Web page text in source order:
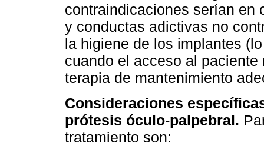
contraindicaciones serían en
y conductas adictivas no
la higiene de los implantes
cuando el acceso al
terapia de mantenimiento
Consideraciones
prótesis óculo-palpebral.
tratamiento son: